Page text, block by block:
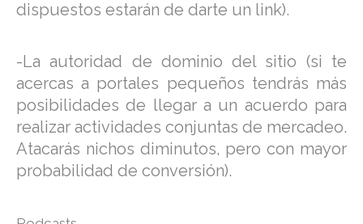
dispuestos estarán de darte un link).
-La autoridad de dominio del sitio (si te
acercas a portales pequeños tendrás más
posibilidades de llegar a un acuerdo para
realizar actividades conjuntas de mercadeo.
Atacarás nichos diminutos, pero con mayor
probabilidad de conversión).